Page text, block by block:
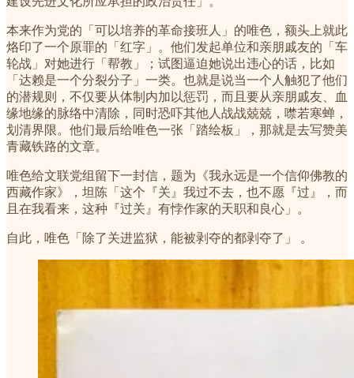
本来作为党的「可以培养的革命接班人」的唯色，额头上就此
烙印了一个原罪的「红字」。他们发起单位和亲朋戚友的「车
轮战」对她进行「帮教」；试图逼迫她说出违心的话，比如
「达赖是一个分裂分子」一类。也就是说当一个人触犯了他们
的潜规则，不仅要从体制内加以惩罚，而且要从亲朋戚友、血
缘地缘的脉络中清除，同时恐吓其他人战战兢兢，噤若寒蝉，
划清界限。他们最后给唯色一张「踏绘板」，那就是去写赞美
青藏铁路的文章。
唯色给文联党组留下一封信，题为《我永远是一个信仰佛教的
西藏作家》，坦陈「这个『关』我过不去，也不愿『过』，而
且在我看来，这种『过关』有悖作家的天职和良心」。
自此，唯色「除了关进监狱，能被剥夺的都剥夺了」 。